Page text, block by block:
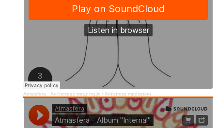
Atmasfera · Антистрес медитація / Аntistress meditation